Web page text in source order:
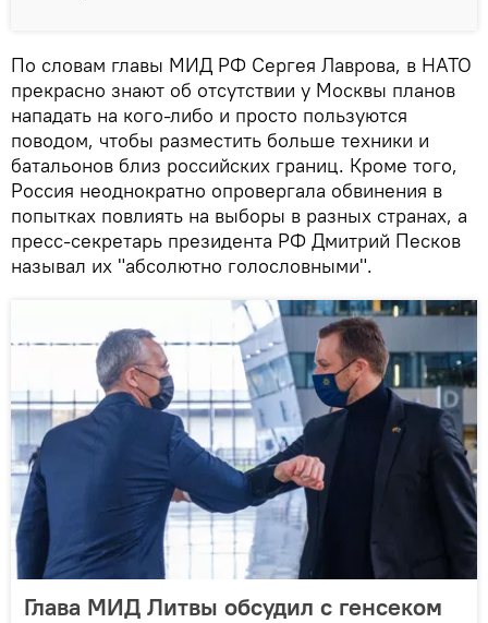
По словам главы МИД РФ Сергея Лаврова, в НАТО
прекрасно знают об отсутствии у Москвы планов
нападать на кого-либо и просто пользуются
поводом, чтобы разместить больше техники и
батальонов близ российских границ. Кроме того,
Россия неоднократно опровергала обвинения в
попытках повлиять на выборы в разных странах, а
пресс-секретарь президента РФ Дмитрий Песков
называл их "абсолютно голословными".
Глава МИД Литвы обсудил с генсеком